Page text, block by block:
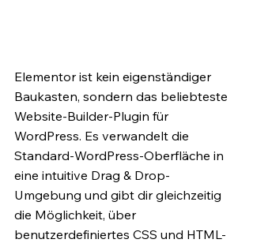
Elementor ist kein eigenständiger
Baukasten, sondern das beliebteste
Website-Builder-Plugin für
WordPress. Es verwandelt die
Standard-WordPress-Oberfläche in
eine intuitive Drag & Drop-
Umgebung und gibt dir gleichzeitig
die Möglichkeit, über
benutzerdefiniertes CSS und HTML-